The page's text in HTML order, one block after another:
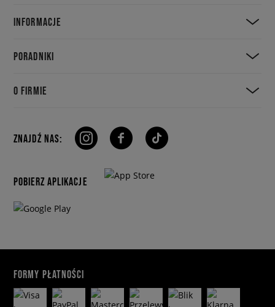
INFORMACJE
PORADNIKI
O FIRMIE
ZNAJDŹ NAS:
POBIERZ APLIKACJE
FORMY PŁATNOŚCI